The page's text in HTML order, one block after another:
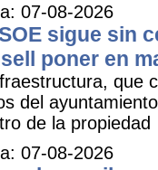
07-08-2026
sigue sin
poner en
que
del
de la propiedad
07-08-2026